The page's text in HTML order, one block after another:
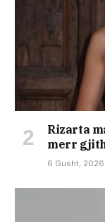
Rizarta
merr
6 Gusht, 2026